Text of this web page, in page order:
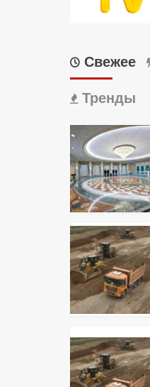
Свежее
Тренды